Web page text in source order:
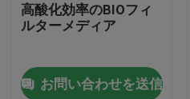
高酸化効率のBIOフィ
ルターメディア
お問い合わせを送信